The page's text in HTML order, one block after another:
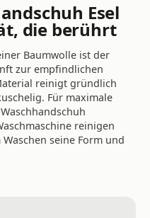
Esel
die berührt
Baumwolle ist der
zur empfindlichen
reinigt gründlich
Für maximale
reinigen
seine Form und